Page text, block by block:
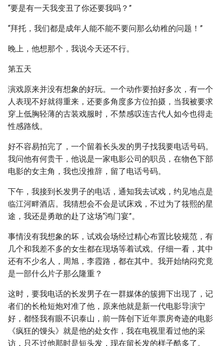
“要是有一天我变丑了你还要我吗？”
“拜托，我们都是成年人能不能不要问那么幼稚的问题！”
晚上，他想那个，我说今天还不行。
第五天
演戏原来并没有想象的好玩。一个动作要拍好多次，有一个
人表现不好就得重来，还要多角度多方位拍摄，当我被要求
穿上低胸轻薄的古装戏服时，不禁感叹连古代人如今也得走
性感路线。
好不容易拍完了，一个留着长头发的男子找我要电话号码。
我问他有何贵干，他说是一家电影公司的职员，在物色下部
电影的女主角，我也没推辞，留了电话号码。
下午，我接到长发男子的电话，通知我去试戏，约见地点是
临江河畔酒店。我猜想会不会是试床戏，不过为了筱熙的星
途，我还是勇敢的赴了这场“鸿门宴”。
事情没有我想象的坏，试戏会场经过精心布置比较规范，有
几个和我差不多的女生都在现场等着试戏。仔细一看，其中
还有不少名人，周旭，李霞路，都在其中。我开始纳闷究竟
是一部什么片子那么隆重？
这时，要我电话的长发男子在一群媒体的簇拥下出现了，记
者们的长枪短炮对准了他，原来他就是新一代电影导演宁
好，都怪我有眼不识泰山，前一阵创下近年票房奇迹的电影
《疯狂的馒头》就是他的处女作，我在电视里看过他的采
访，只不过他那时是短头发，现在留长发的样子酷多了。